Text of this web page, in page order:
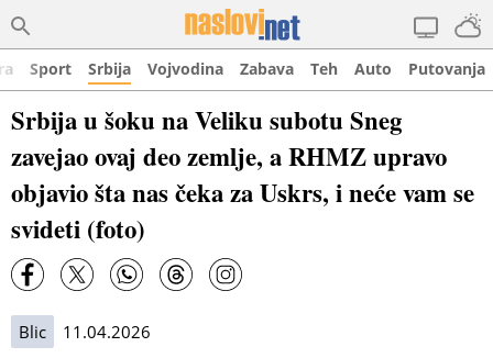
Sport Srbija Vojvodina Zabava Teh Auto Putovanja
Srbija u šoku na Veliku subotu Sneg
zavejao ovaj deo zemlje, a RHMZ upravo
objavio šta nas čeka za Uskrs, i neće vam se
svideti (foto)
Blic 11.04.2026